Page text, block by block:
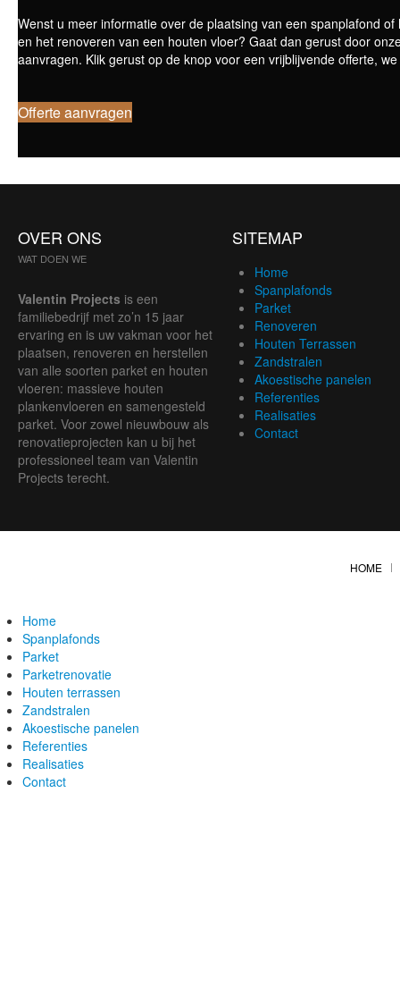
Wenst u meer informatie over de plaatsing van een spanplafond
en het renoveren van een houten vloer? Gaat dan gerust door
aanvragen. Klik gerust op de knop voor een vrijblijvende offerte,
Offerte aanvragen
OVER ONS
WAT DOEN WE
Valentin Projects is een
familiebedrijf met zo’n 15 jaar
ervaring en is uw vakman voor het
plaatsen, renoveren en herstellen
van alle soorten parket en houten
vloeren: massieve houten
plankenvloeren en samengesteld
parket. Voor zowel nieuwbouw als
renovatieprojecten kan u bij het
professioneel team van Valentin
Projects terecht.
SITEMAP
Home
Spanplafonds
Parket
Renoveren
Houten Terrassen
Zandstralen
Akoestische panelen
Referenties
Realisaties
Contact
HOME
Home
Spanplafonds
Parket
Parketrenovatie
Houten terrassen
Zandstralen
Akoestische panelen
Referenties
Realisaties
Contact